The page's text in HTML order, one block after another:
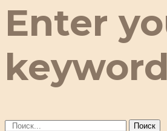
Enter
keyword
Поиск